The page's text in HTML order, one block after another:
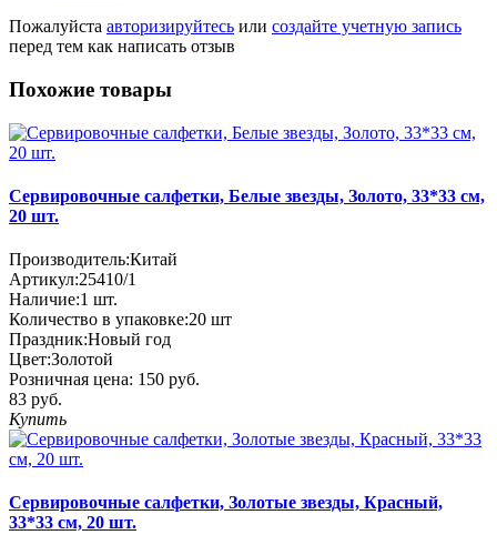
Пожалуйста авторизируйтесь или создайте учетную запись
перед тем как написать отзыв
Похожие товары
Сервировочные салфетки, Белые звезды, Золото, 33*33 см,
20 шт.
Производитель:Китай
Артикул:25410/1
Наличие:1 шт.
Количество в упаковке:20 шт
Праздник:Новый год
Цвет:Золотой
Розничная цена: 150 руб.
83 руб.
Купить
Сервировочные салфетки, Золотые звезды, Красный,
33*33 см, 20 шт.